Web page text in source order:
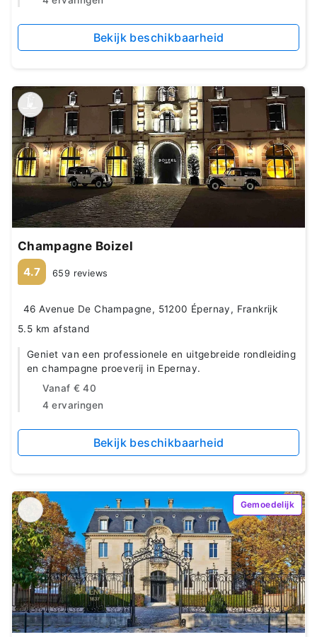
Bekijk beschikbaarheid
Champagne Boizel
4.7 659 reviews
46 Avenue De Champagne, 51200 Épernay, Frankrijk
5.5 km afstand
Geniet van een professionele en uitgebreide rondleiding
en champagne proeverij in Epernay.
Vanaf € 40
4 ervaringen
Bekijk beschikbaarheid
Gemoedelijk